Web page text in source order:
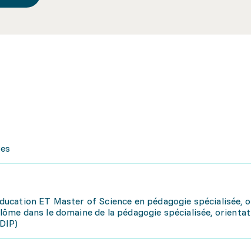
ET Master of Science en pédagogie spécialisée,
dans le domaine de la pédagogie spécialisée,